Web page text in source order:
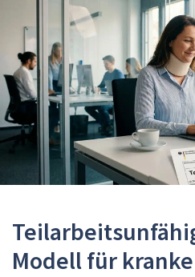
Modell für